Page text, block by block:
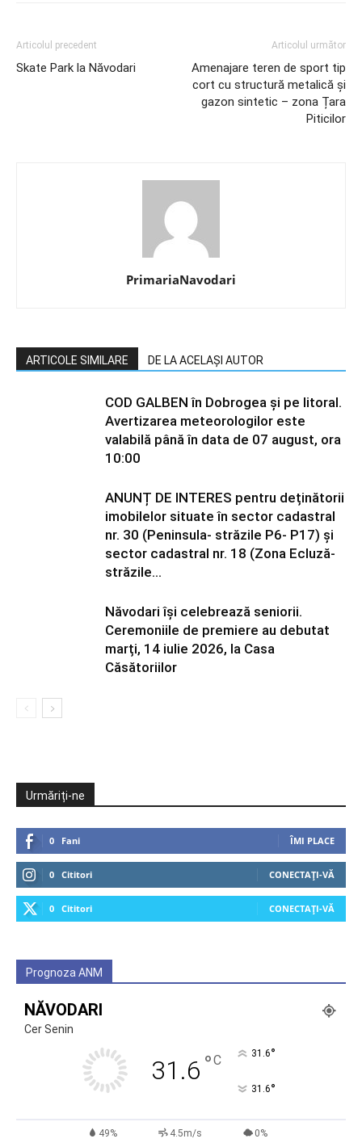
Articolul precedent
Skate Park la Năvodari
Articolul următor
Amenajare teren de sport tip
cort cu structură metalică și
gazon sintetic – zona Țara
Piticilor
PrimariaNavodari
ARTICOLE SIMILARE DE LA ACELAȘI AUTOR
COD GALBEN în Dobrogea și pe litoral.
Avertizarea meteorologilor este
valabilă până în data de 07 august, ora
10:00
ANUNȚ DE INTERES pentru deținătorii
imobilelor situate în sector cadastral
nr. 30 (Peninsula- străzile P6- P17) și
sector cadastral nr. 18 (Zona Ecluză-
străzile...
Năvodari își celebrează seniorii.
Ceremoniile de premiere au debutat
marți, 14 iulie 2026, la Casa
Căsătoriilor
Urmăriți-ne
0 Fani ÎMI PLACE
0 Cititori CONECTAȚI-VĂ
0 Cititori CONECTAȚI-VĂ
Prognoza ANM
NĂVODARI
Cer Senin
31.6 °C 31.6°
31.6°
49% 4.5m/s 0%